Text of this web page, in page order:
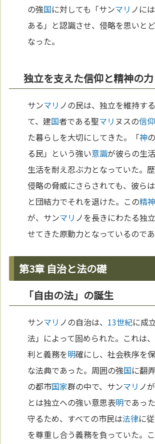
の強国に対しても「サンマリ ノに
ある」と認識させ、侵略を思いと
なった。
独立を支えた信仰と精神の力
サンマリ ノの民は、独立を維持す
て、建国者である聖マリ ヌスの信仰
た暮らしを大切にしてきた。「神
る民」という強い意識が彼らの生
生活を耐え忍ぶ力となっていた。
侵略の脅威にさらされても、彼ら
と団結力でそれを退けた。この精神
が、サンマリ ノを長きにわたる独立
せてきた原動力となっているのであ
第3章 自治と法の礎
「自由の法」の誕生
サンマリ ノの自治は、 13世紀に成
法」によって固められた。これは
利と義務を明確にし、社会秩序を
な法典であった。周囲の強国に翻
の都市国家群の中で、サンマリ ノ
とは独立への強い意思表明であっ
守るため、すべての市民は法律に
を尊重し合う義務を負っていた。